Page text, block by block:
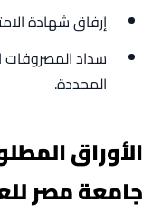
إرفاق شهادة
سداد المصروفات
المحددة.
الأوراق
جامعة مصر